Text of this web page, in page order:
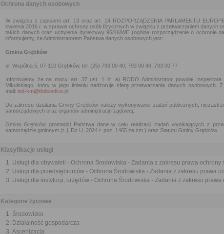
Ochrona danych osobowych
W związku z zapisami art. 13 oraz art. 14 ROZPORZĄDZENIA PARLAMENTU
kwietnia 2016 r. w sprawie ochrony osób fizycznych w związku z przetwarzaniem danych
takich danych oraz uchylenia dyrektywy 95/46/WE (ogólne rozporządzenie o ochronie
informujemy, że Administratorem Państwa danych osobowych jest:
Gmina Grębków
ul. Wspólna 5, 07-110 Grębków, tel. (25) 793 00 40; 793 00 49; 793 00 77
Informujemy że na mocy art. 37 ust. 1 lit. a) RODO Administrator powołał
Mikulskiego, który w jego imieniu nadzoruje sferę przetwarzania danych osobowych.
mail: iod-km@tbdsiedlce.pl
Do zakresu działania Gminy Grębków należy wykonywanie zadań publicznych,
samorządowych oraz organów administracji rządowej.
Gmina Grębków gromadzi Państwa dane w celu realizacji zadań wynikających z
samorządzie gminnym (t. j. Dz.U. 2024 r. poz. 1465 ze zm.) oraz Statutu Gminy Grębków.
Klasyfikacje usługi
Usługi dla obywateli - Ochrona Środowiska - Zadania z zakresu prawa ochrony
Usługi dla przedsiębiorców - Ochrona Środowiska - Zadania z zakresu prawa
Usługi dla instytucji, urzędów - Ochrona Środowiska - Zadania z zakresu
Kategorie życiowe
Środowisko
Działalność gospodarcza
Ascenizacja